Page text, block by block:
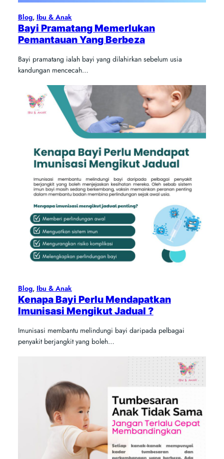
Blog, Ibu & Anak
Bayi Pramatang Memerlukan
Pemantauan Yang Berbeza
Bayi pramatang ialah bayi yang dilahirkan sebelum usia
kandungan mencecah…
Blog, Ibu & Anak
Kenapa Bayi Perlu Mendapatkan
Imunisasi Mengikut Jadual ?
Imunisasi membantu melindungi bayi daripada pelbagai
penyakit berjangkit yang boleh…